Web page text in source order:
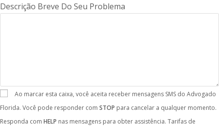
Descrição Breve Do Seu Problema
Ao marcar esta caixa, você aceita receber mensagens SMS do Advogado
Florida. Você pode responder com STOP para cancelar a qualquer momento.
Responda com HELP nas mensagens para obter assistência. Tarifas de